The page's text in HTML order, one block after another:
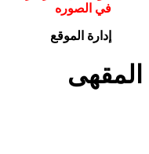
في الصوره
إدارة الموقع
المقهى